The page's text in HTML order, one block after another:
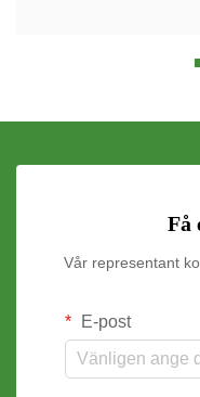
Få
Vår representant
E-post